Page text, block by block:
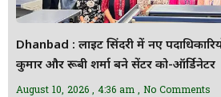
Dhanbad : लाइट सिंदरी में नए
कुमार और रूबी शर्मा बने सेंटर को-ऑर्डिनेटर
August 10, 2026 4:36 am No Comments